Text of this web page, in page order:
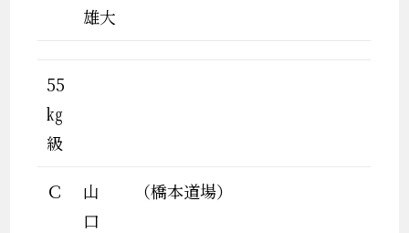
雄大
55
㎏
級
Ｃ
山
口
（橋本道場）